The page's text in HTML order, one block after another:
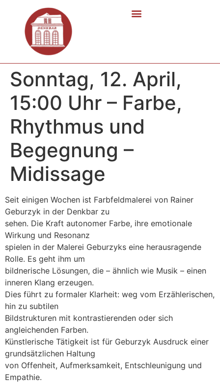
Sonntag, 12. April,
15:00 Uhr – Farbe,
Rhythmus und
Begegnung –
Midissage
Seit einigen Wochen ist Farbfeldmalerei von Rainer
Geburzyk in der Denkbar zu
sehen. Die Kraft autonomer Farbe, ihre emotionale
Wirkung und Resonanz
spielen in der Malerei Geburzyks eine herausragende
Rolle. Es geht ihm um
bildnerische Lösungen, die – ähnlich wie Musik – einen
inneren Klang erzeugen.
Dies führt zu formaler Klarheit: weg vom Erzählerischen,
hin zu subtilen
Bildstrukturen mit kontrastierenden oder sich
angleichenden Farben.
Künstlerische Tätigkeit ist für Geburzyk Ausdruck einer
grundsätzlichen Haltung
von Offenheit, Aufmerksamkeit, Entschleunigung und
Empathie.